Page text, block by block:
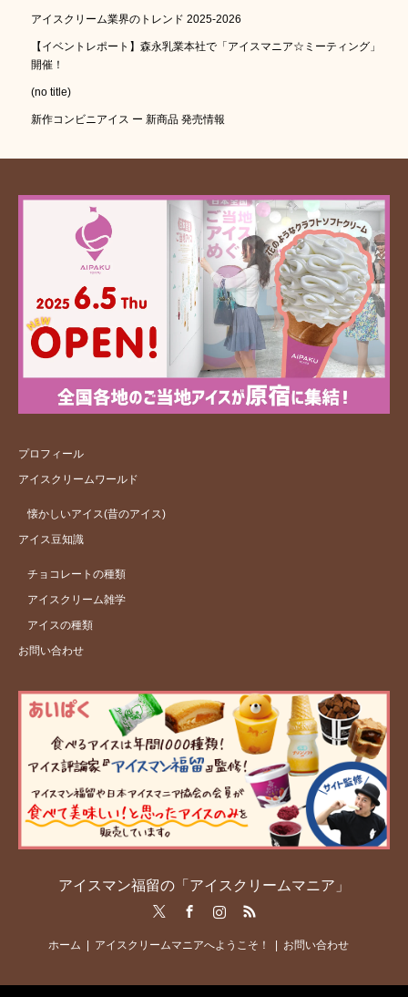
アイスクリーム業界のトレンド 2025-2026
【イベントレポート】森永乳業本社で「アイスマニア☆ミーティング」
開催！
(no title)
新作コンビニアイス ー 新商品 発売情報
プロフィール
アイスクリームワールド
懐かしいアイス(昔のアイス)
アイス豆知識
チョコレートの種類
アイスクリーム雑学
アイスの種類
お問い合わせ
アイスマン福留の「アイスクリームマニア」
RSS
ホーム アイスクリームマニアへようこそ！ お問い合わせ